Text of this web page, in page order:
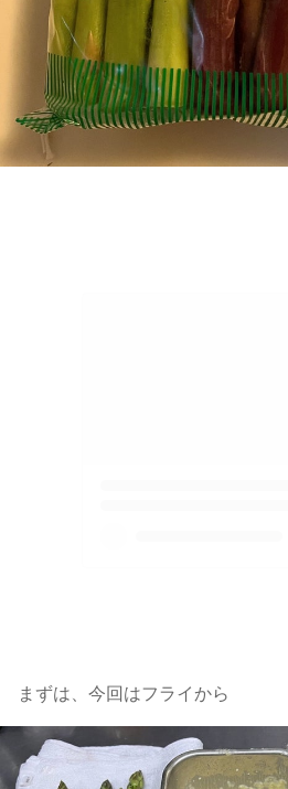
まずは、今回はフライから